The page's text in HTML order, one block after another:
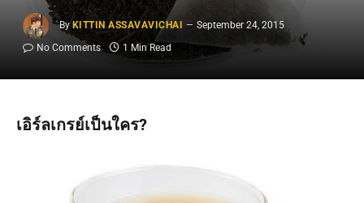
By KITTIN ASSAVAVICHAI
September 24, 2015
No Comments
1 Min Read
เอิร์ลเกรย์เป็นใคร?